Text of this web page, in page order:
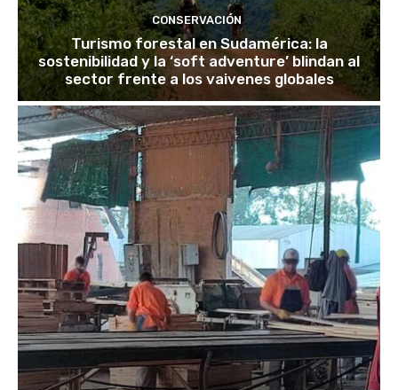
CONSERVACIÓN
Turismo forestal en Sudamérica: la
sostenibilidad y la ‘soft adventure’ blindan al
sector frente a los vaivenes globales